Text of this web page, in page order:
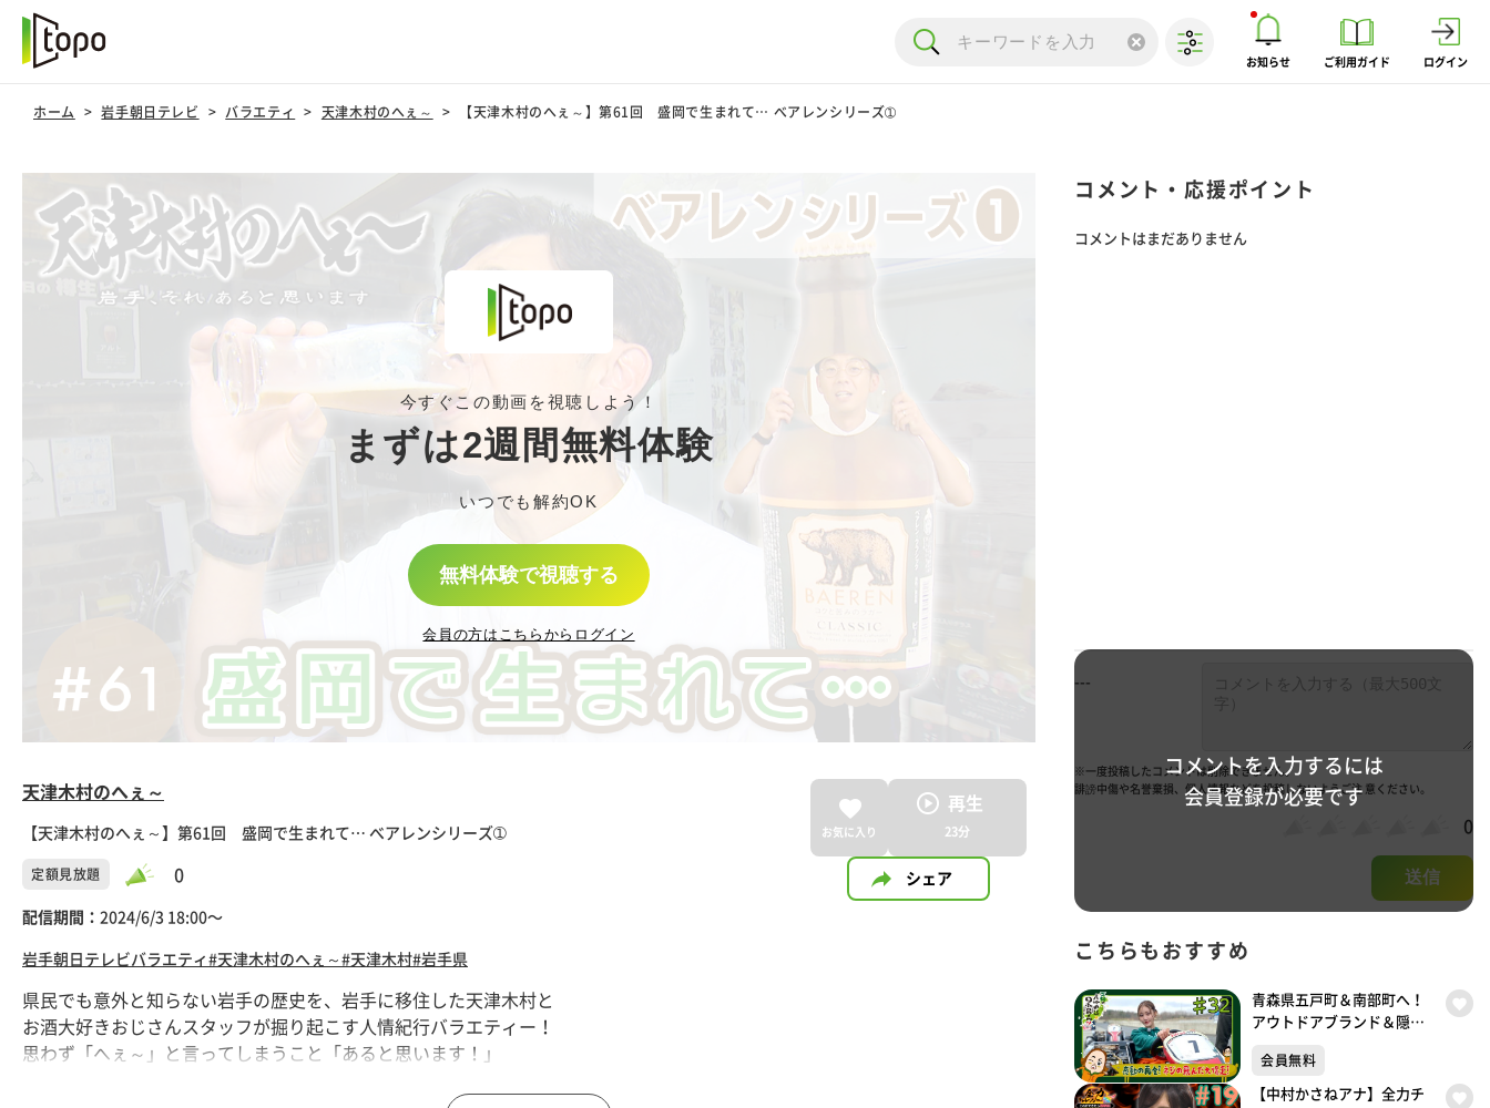
お知らせ ご利用ガイド ログイン
ホーム 岩手朝日テレビ バラエティ 天津木村のへぇ～ 【天津木村のへぇ～】第61回 盛岡で生まれて… べアレンシリーズ➀
今すぐこの動画を視聴しよう！
まずは2週間無料体験
いつでも解約OK
無料体験で視聴する
会員の方はこちらからログイン
天津木村のへぇ～
【天津木村のへぇ～】第61回 盛岡で生まれて… べアレンシリーズ➀
定額見放題 0
配信期間： 2024/6/3 18:00〜
お気に入り
再生
23分
シェア
岩手朝日テレビバラエティ #天津木村のへぇ～ #天津木村#岩手県
県民でも意外と知らない岩手の歴史を、岩手に移住した天津木村と
お酒大好きおじさんスタッフが掘り起こす人情紀行バラエティー！
思わず「へぇ～」と言ってしまうこと「あると思います！」
コメント・応援ポイント
コメントはまだありません
コメントを入力するには
会員登録が必要です
---
※一度投稿したコメントは削除できません。
誹謗中傷や名誉棄損、個人情報などを投稿しないようご注 意ください。
0
送信
こちらもおすすめ
青森県五戸町＆南部町へ！
アウトドアブランド＆隠れ
150km/h！レーシングカー
ト対決
会員無料
【中村かさねアナ】全力チ